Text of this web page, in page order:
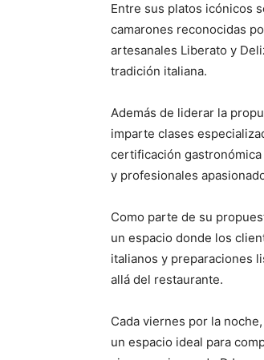
Entre sus platos icónicos
camarones reconocidas
artesanales Liberato y
tradición italiana.
Además de liderar la
imparte clases
certificación
y profesionales
Como parte de su
un espacio donde los
italianos y preparaciones
allá del restaurante.
Cada viernes por la
un espacio ideal para